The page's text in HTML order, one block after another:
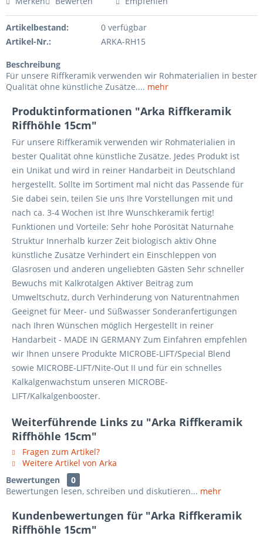
Artikelbestand:
0 verfügbar
Artikel-Nr.:
ARKA-RH15
Beschreibung
Für unsere Riffkeramik verwenden wir Rohmaterialien in bester
Qualität ohne künstliche Zusätze.... mehr
Produktinformationen "Arka Riffkeramik
Riffhöhle 15cm"
Für unsere Riffkeramik verwenden wir Rohmaterialien in
bester Qualität ohne künstliche Zusätze. Jedes Produkt ist
ein Unikat und wird in reiner Handarbeit in Deutschland
hergestellt. Sollte im Sortiment mal nicht das Passende für
Sie dabei sein, teilen Sie uns Ihre Vorstellungen mit und
nach ca. 3-4 Wochen ist Ihre Wunschkeramik fertig!
Funktionen und Vorteile: Sehr hohe Porösität Naturnahe
Struktur Innerhalb kurzer Zeit biologisch aktiv Ohne
künstliche Zusätze Verhindert ein Einschleppen von
Glasrosen und anderen ungeliebten Gästen Sehr schneller
Bewuchs mit Kalkrotalgen Aktiver Beitrag zum
Umweltschutz, durch Verhinderung von Naturentnahmen
Geeignet für Meer- und Süßwasser Sonderanfertigungen
nach Ihren Wünschen möglich Hergestellt in reiner
Handarbeit - MADE IN GERMANY Zum Einfahren empfehlen
wir Ihnen unsere Produkte MICROBE-LIFT/Special Blend
sowie MICROBE-LIFT/Nite-Out II und für ein schnelles
Kalkalgenwachstum unseren MICROBE-
LIFT/Kalkalgenbooster.
Weiterführende Links zu "Arka Riffkeramik
Riffhöhle 15cm"
Fragen zum Artikel?
Weitere Artikel von Arka
Bewertungen
0
Bewertungen lesen, schreiben und diskutieren... mehr
Kundenbewertungen für "Arka Riffkeramik
Riffhöhle 15cm"